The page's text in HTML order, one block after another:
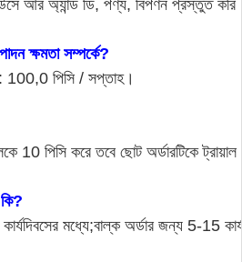
আর অ্যান্ড ডি, পণ্য, বিপণন প্রস্তুত
ক্ষমতা সম্পর্কে?
100,0 পিসি / সপ্তাহ।
10 পিসি করে তবে ছোট অর্ডারটিকে ট্রায়াল
মধ্যে;বাল্ক অর্ডার জন্য 5-15